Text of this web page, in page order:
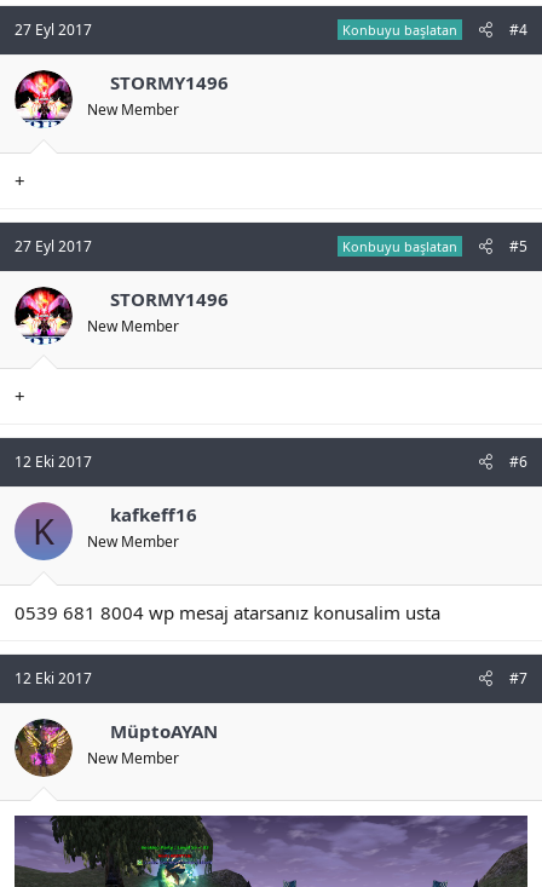
27 Eyl 2017 Konbuyu başlatan #4
STORMY1496
New Member
+
27 Eyl 2017 Konbuyu başlatan #5
STORMY1496
New Member
+
12 Eki 2017 #6
K kafkeff16
New Member
0539 681 8004 wp mesaj atarsanız konusalim usta
12 Eki 2017 #7
MüptoAYAN
New Member